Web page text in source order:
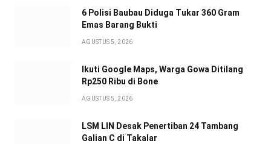
6 Polisi Baubau Diduga Tukar 360 Gram
Emas Barang Bukti
AGUSTUS 5, 2026
Ikuti Google Maps, Warga Gowa Ditilang
Rp250 Ribu di Bone
AGUSTUS 5, 2026
LSM LIN Desak Penertiban 24 Tambang
Galian C di Takalar